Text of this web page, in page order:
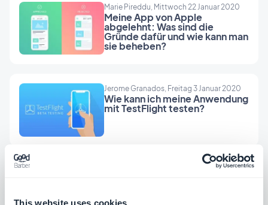
This website uses cookies
Marie Pireddu, Mittwoch 22 Januar 2020
Meine App von Apple
abgelehnt: Was sind die
Gründe dafür und wie kann man
sie beheben?
Jerome Granados, Freitag 3 Januar 2020
Wie kann ich meine Anwendung
mit TestFlight testen?
Jerome Granados, Sonntag 7 Januar 2018